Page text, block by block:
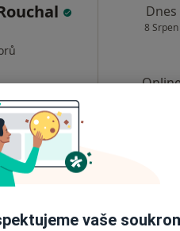
Dnes
8 Srpen
vaše